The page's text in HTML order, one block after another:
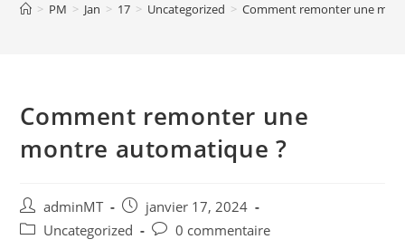
> PM > Jan > 17 > Uncategorized > Comment remonter une
Comment remonter une
montre automatique ?
Auteur/autrice
de
adminMT
Publication
publiée :
janvier 17, 2024
PostUncategorized
Commentaires
0 commentaire